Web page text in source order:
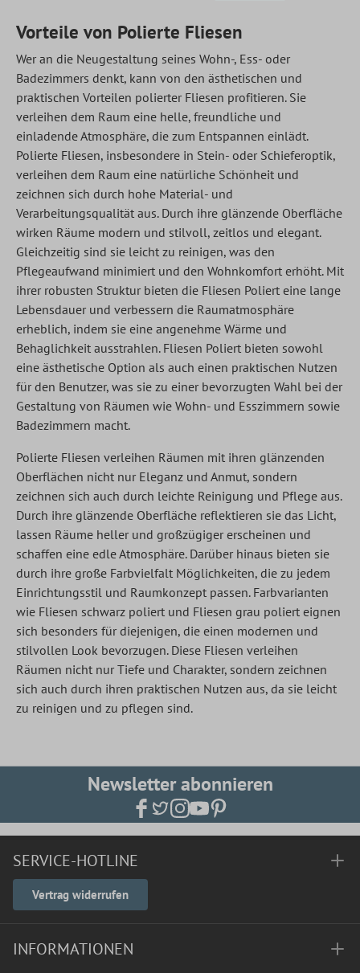
Vorteile von Polierte Fliesen
Wer an die Neugestaltung seines Wohn-, Ess- oder
Badezimmers denkt, kann von den ästhetischen und
praktischen Vorteilen polierter Fliesen profitieren. Sie
verleihen dem Raum eine helle, freundliche und
einladende Atmosphäre, die zum Entspannen einlädt.
Polierte Fliesen, insbesondere in Stein- oder Schieferoptik,
verleihen dem Raum eine natürliche Schönheit und
zeichnen sich durch hohe Material- und
Verarbeitungsqualität aus. Durch ihre glänzende Oberfläche
wirken Räume modern und stilvoll, zeitlos und elegant.
Gleichzeitig sind sie leicht zu reinigen, was den
Pflegeaufwand minimiert und den Wohnkomfort erhöht. Mit
ihrer robusten Struktur bieten die Fliesen Poliert eine lange
Lebensdauer und verbessern die Raumatmosphäre
erheblich, indem sie eine angenehme Wärme und
Behaglichkeit ausstrahlen. Fliesen Poliert bieten sowohl
eine ästhetische Option als auch einen praktischen Nutzen
für den Benutzer, was sie zu einer bevorzugten Wahl bei der
Gestaltung von Räumen wie Wohn- und Esszimmern sowie
Badezimmern macht.
Polierte Fliesen verleihen Räumen mit ihren glänzenden
Oberflächen nicht nur Eleganz und Anmut, sondern
zeichnen sich auch durch leichte Reinigung und Pflege aus.
Durch ihre glänzende Oberfläche reflektieren sie das Licht,
lassen Räume heller und großzügiger erscheinen und
schaffen eine edle Atmosphäre. Darüber hinaus bieten sie
durch ihre große Farbvielfalt Möglichkeiten, die zu jedem
Einrichtungsstil und Raumkonzept passen. Farbvarianten
wie Fliesen schwarz poliert und Fliesen grau poliert eignen
sich besonders für diejenigen, die einen modernen und
stilvollen Look bevorzugen. Diese Fliesen verleihen
Räumen nicht nur Tiefe und Charakter, sondern zeichnen
sich auch durch ihren praktischen Nutzen aus, da sie leicht
zu reinigen und zu pflegen sind.
Newsletter abonnieren
SERVICE-HOTLINE
Vertrag widerrufen
INFORMATIONEN